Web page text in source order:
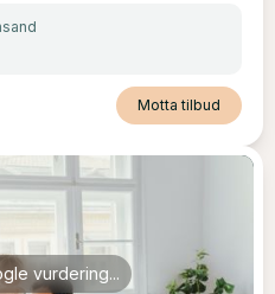
Motta tilbud
vurdering...